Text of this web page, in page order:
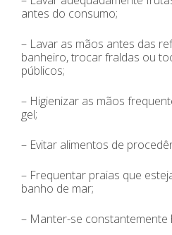
antes do consumo;
– Lavar as mãos antes das
banheiro, trocar fraldas ou
públicos;
– Higienizar as mãos
gel;
– Evitar alimentos de
– Frequentar praias que
banho de mar;
– Manter-se constantemente